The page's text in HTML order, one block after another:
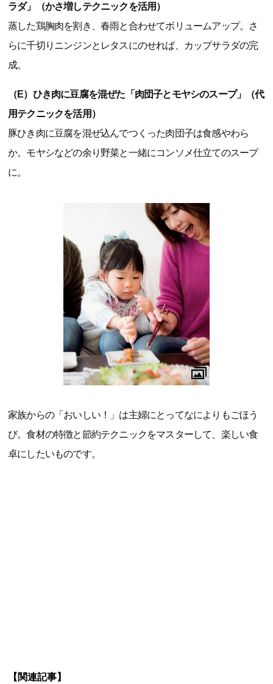
ラダ」（かさ増しテクニックを活用）
蒸した鶏胸肉を割き、春雨と合わせてボリュームアップ。さ
らに千切りニンジンとレタスにのせれば、カップサラダの完
成。
（E）ひき肉に豆腐を混ぜた「肉団子とモヤシのスープ」（代
用テクニックを活用）
豚ひき肉に豆腐を混ぜ込んでつくった肉団子は食感やわら
か。モヤシなどの余り野菜と一緒にコンソメ仕立てのスープ
に。
家族からの「おいしい！」は主婦にとってなによりもごほう
び。食材の特徴と節約テクニックをマスターして、楽しい食
卓にしたいものです。
【関連記事】